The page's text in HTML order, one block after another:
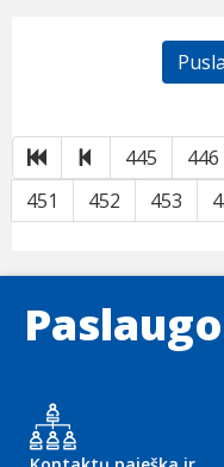
Pirmas Atgal445 446
451
452 453